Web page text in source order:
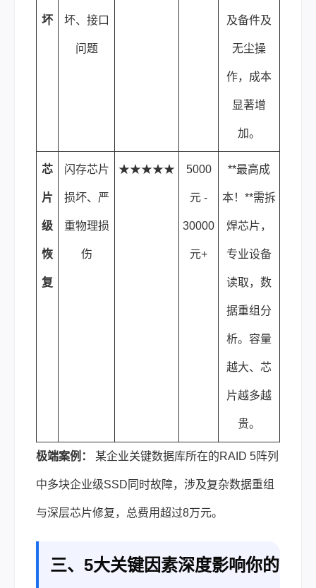
坏 坏、接口
问题
及备件及
无尘操
作，成本
显著增
加。
芯
片
级
恢
复
闪存芯片
损坏、严
重物理损
伤
★★★★★ 5000
元 -
30000
元+
**最高成
本！**需拆
焊芯片，
专业设备
读取，数
据重组分
析。容量
越大、芯
片越多越
贵。
极端案例： 某企业关键数据库所在的RAID 5阵列
中多块企业级SSD同时故障，涉及复杂数据重组
与深层芯片修复，总费用超过8万元。
三、5大关键因素深度影响你的